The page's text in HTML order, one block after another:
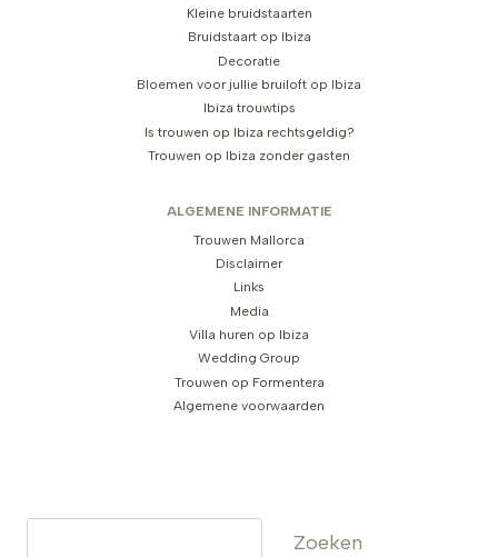
Kleine bruidstaarten
Bruidstaart op Ibiza
Decoratie
Bloemen voor jullie bruiloft op Ibiza
Ibiza trouwtips
Is trouwen op Ibiza rechtsgeldig?
Trouwen op Ibiza zonder gasten
ALGEMENE INFORMATIE
Trouwen Mallorca
Disclaimer
Links
Media
Villa huren op Ibiza
Wedding Group
Trouwen op Formentera
Algemene voorwaarden
Zoeken